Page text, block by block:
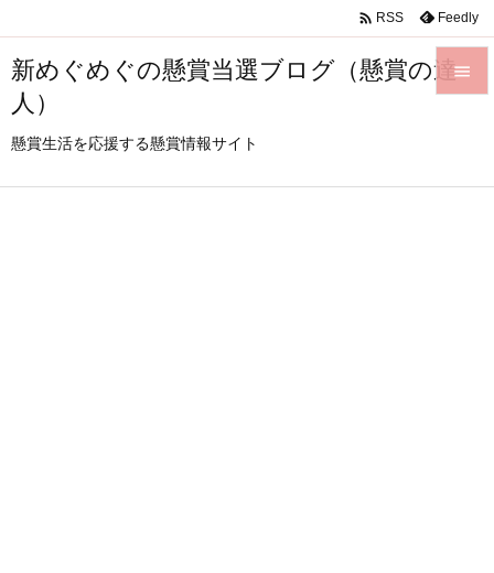
新めぐめぐの懸賞当選ブログ（懸賞の達
人）
懸賞生活を応援する懸賞情報サイト

 RSS Feedly